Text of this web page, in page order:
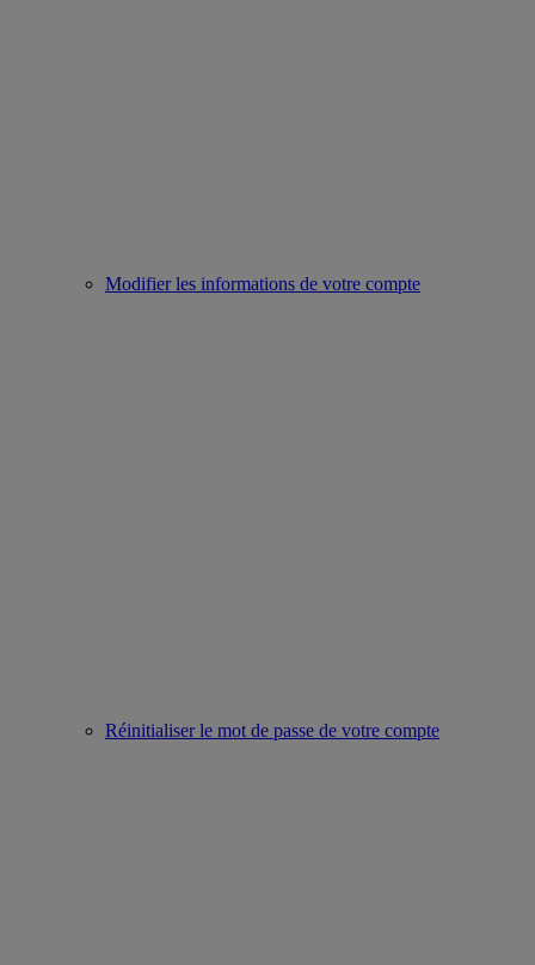
Modifier les informations de votre compte
Réinitialiser le mot de passe de votre compte